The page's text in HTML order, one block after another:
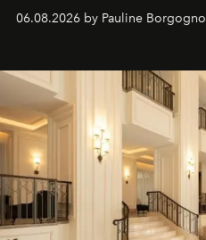
06.08.2026 by Pauline Borgogno